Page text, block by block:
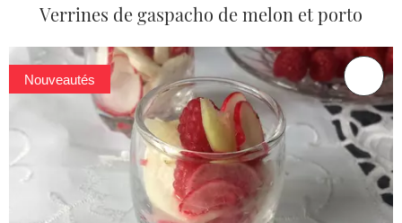
Verrines de gaspacho de melon et porto
Nouveautés